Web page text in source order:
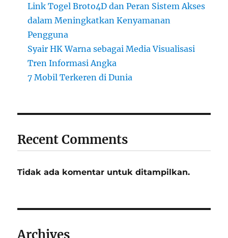
Link Togel Broto4D dan Peran Sistem Akses
dalam Meningkatkan Kenyamanan
Pengguna
Syair HK Warna sebagai Media Visualisasi
Tren Informasi Angka
7 Mobil Terkeren di Dunia
Recent Comments
Tidak ada komentar untuk ditampilkan.
Archives